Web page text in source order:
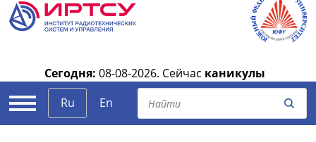
Сегодня: 08-08-2026. Сейчас каникулы
Ru
En